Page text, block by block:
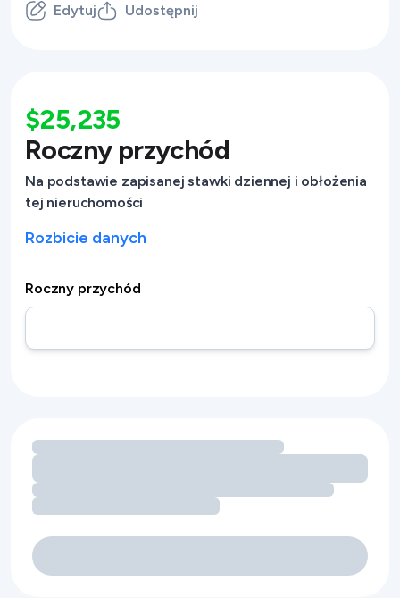
Edytuj Udostępnij
Roczny przychód
$25,235
Roczny przychód
Na podstawie zapisanej stawki dziennej i obłożenia
tej nieruchomości
Rozbicie danych
Wczytywanie możliwości zwiększenia przychodu dzięki